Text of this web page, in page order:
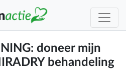
doneer mijn
behandeling